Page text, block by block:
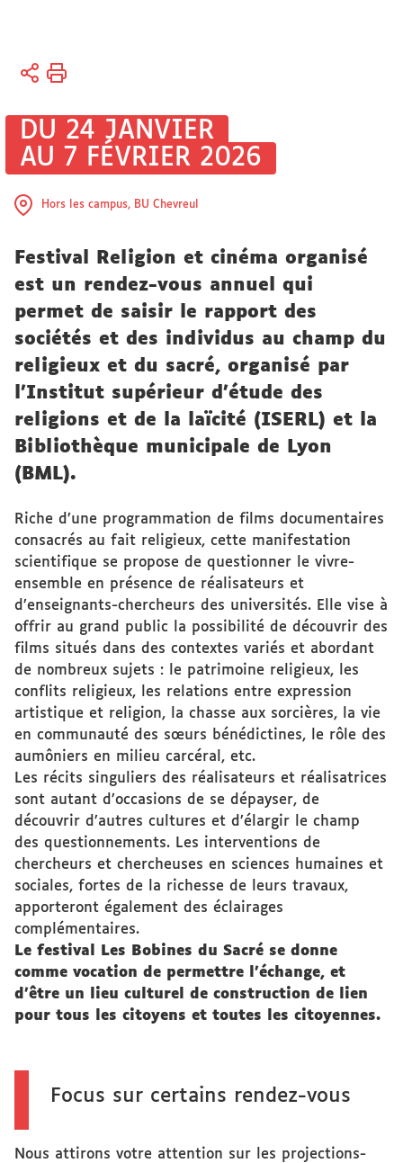
Vous
Accueil
Agenda des
manifestations
scientifiques
DU 24 JANVIER
AU 7 FÉVRIER 2026
Hors les campus, BU Chevreul
Festival Religion et cinéma organisé
est un rendez-vous annuel qui
permet de saisir le rapport des
sociétés et des individus au champ du
religieux et du sacré, organisé par
l'Institut supérieur d'étude des
religions et de la laïcité (ISERL) et la
Bibliothèque municipale de Lyon
(BML).
Riche d’une programmation de films documentaires
consacrés au fait religieux, cette manifestation
scientifique se propose de questionner le vivre-
ensemble en présence de réalisateurs et
d’enseignants-chercheurs des universités. Elle vise à
offrir au grand public la possibilité de découvrir des
films situés dans des contextes variés et abordant
de nombreux sujets : le patrimoine religieux, les
conflits religieux, les relations entre expression
artistique et religion, la chasse aux sorcières, la vie
en communauté des sœurs bénédictines, le rôle des
aumôniers en milieu carcéral, etc.
Les récits singuliers des réalisateurs et réalisatrices
sont autant d’occasions de se dépayser, de
découvrir d’autres cultures et d’élargir le champ
des questionnements. Les interventions de
chercheurs et chercheuses en sciences humaines et
sociales, fortes de la richesse de leurs travaux,
apporteront également des éclairages
complémentaires.
Le festival Les Bobines du Sacré se donne
comme vocation de permettre l’échange, et
d’être un lieu culturel de construction de lien
pour tous les citoyens et toutes les citoyennes.
Focus sur certains rendez-vous
Nous attirons votre attention sur les projections-